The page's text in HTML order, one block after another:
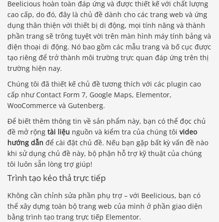
Beelicious hoàn toàn đáp ứng và được thiết kế với chất lượng
cao cấp, do đó, đây là chủ đề dành cho các trang web và ứng
dụng thân thiện với thiết bị di động, mọi tính năng và thành
phần trang sẽ trông tuyệt vời trên màn hình máy tính bảng và
điện thoại di động. Nó bao gồm các mẫu trang và bố cục được
tạo riêng để trở thành môi trường trực quan đáp ứng trên thị
trường hiện nay.
Chúng tôi đã thiết kế chủ đề tương thích với các plugin cao
cấp như Contact Form 7, Google Maps, Elementor,
WooCommerce và Gutenberg.
Để biết thêm thông tin về sản phẩm này, bạn có thể đọc chủ
đề mở rộng tài liệu nguồn và kiểm tra của chúng tôi video
hướng dẫn để cài đặt chủ đề. Nếu bạn gặp bất kỳ vấn đề nào
khi sử dụng chủ đề này, bộ phận hỗ trợ kỹ thuật của chúng
tôi luôn sẵn lòng trợ giúp!
Trình tạo kéo thả trực tiếp
Không cần chỉnh sửa phần phụ trợ – với Beelicious, bạn có
thể xây dựng toàn bộ trang web của mình ở phần giao diện
bằng trình tạo trang trực tiếp Elementor.